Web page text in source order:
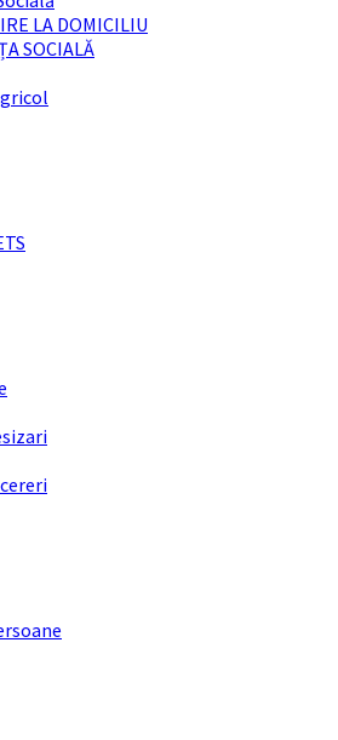
LA DOMICILIU
SOCIALĂ